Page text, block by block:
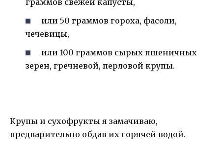
или 50 граммов гороха, фасоли,
чечевицы,
или 100 граммов сырых пшеничных
зерен, гречневой, перловой крупы.
Крупы и сухофрукты я замачиваю,
предварительно обдав их горячей водой.